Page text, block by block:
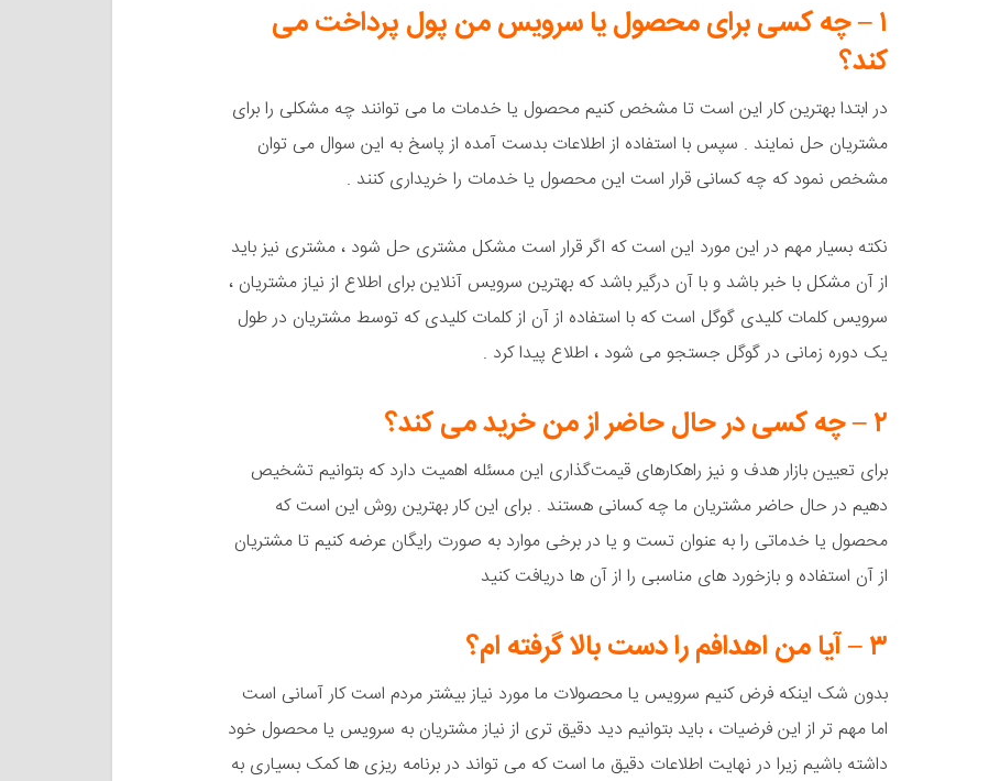
۱ – چه کسی برای محصول یا سرویس من پول پرداخت می
کند؟
در ابتدا بهترین کار این است تا مشخص کنیم محصول یا خدمات ما می توانند چه مشکلی را برای
مشتریان حل نمایند . سپس با استفاده از اطلاعات بدست آمده از پاسخ به این سوال می توان
مشخص نمود که چه کسانی قرار است این محصول یا خدمات را خریداری کنند .
نکته بسیار مهم در این مورد این است که اگر قرار است مشکل مشتری حل شود ، مشتری نیز باید
از آن مشکل با خبر باشد و با آن درگیر باشد که بهترین سرویس آنلاین برای اطلاع از نیاز مشتریان ،
سرویس کلمات کلیدی گوگل است که با استفاده از آن از کلمات کلیدی که توسط مشتریان در طول
یک دوره زمانی در گوگل جستجو می شود ، اطلاع پیدا کرد .
۲ – چه کسی در حال حاضر از من خرید می کند؟
برای تعیین بازار هدف و نیز راهکارهای قیمت‌گذاری این مسئله اهمیت دارد که بتوانیم تشخیص
دهیم در حال حاضر مشتریان ما چه کسانی هستند . برای این کار بهترین روش این است که
محصول یا خدماتی را به عنوان تست و یا در برخی موارد به صورت رایگان عرضه کنیم تا مشتریان
از آن استفاده و بازخورد های مناسبی را از آن ها دریافت کنید
۳ – آیا من اهدافم را دست بالا گرفته ام؟
بدون شک اینکه فرض کنیم سرویس یا محصولات ما مورد نیاز بیشتر مردم است کار آسانی است
اما مهم تر از این فرضیات ، باید بتوانیم دید دقیق تری از نیاز مشتریان به سرویس یا محصول خود
داشته باشیم زیرا در نهایت اطلاعات دقیق ما است که می تواند در برنامه ریزی ها کمک بسیاری به